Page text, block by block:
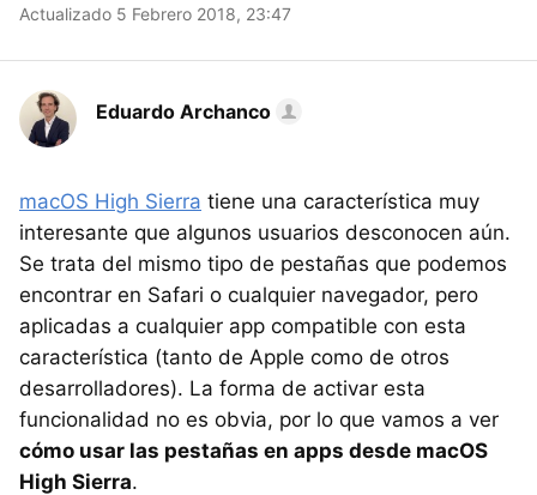
Actualizado 5 Febrero 2018, 23:47
Eduardo Archanco
macOS High Sierra tiene una característica muy
interesante que algunos usuarios desconocen aún.
Se trata del mismo tipo de pestañas que podemos
encontrar en Safari o cualquier navegador, pero
aplicadas a cualquier app compatible con esta
característica (tanto de Apple como de otros
desarrolladores). La forma de activar esta
funcionalidad no es obvia, por lo que vamos a ver
cómo usar las pestañas en apps desde macOS
High Sierra.